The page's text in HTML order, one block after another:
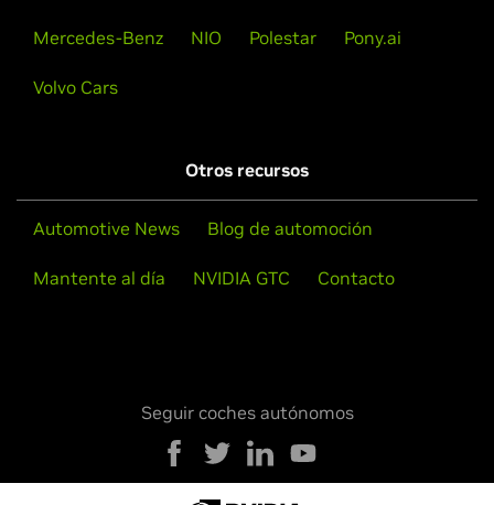
Mercedes-Benz NIO Polestar Pony.ai
Volvo Cars
Otros recursos
Automotive News Blog de automoción
Mantente al día NVIDIA GTC Contacto
Seguir coches autónomos